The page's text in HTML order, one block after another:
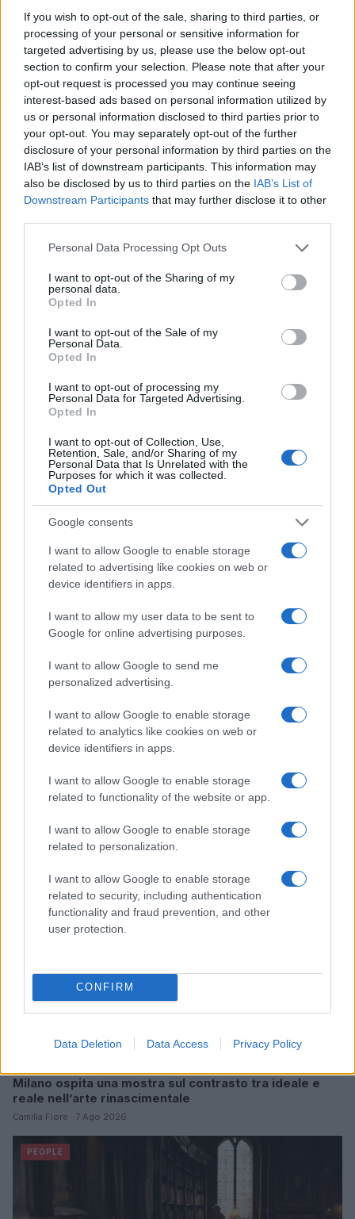
If you wish to opt-out of the sale, sharing to third parties, or
processing of your personal or sensitive information for
targeted advertising by us, please use the below opt-out
section to confirm your selection. Please note that after your
opt-out request is processed you may continue seeing
interest-based ads based on personal information utilized by
us or personal information disclosed to third parties prior to
your opt-out. You may separately opt-out of the further
disclosure of your personal information by third parties on the
IAB’s list of downstream participants. This information may
also be disclosed by us to third parties on the IAB’s List of
Downstream Participants that may further disclose it to other
Please note that this website/app uses one or more Google
not limited to your visit or usage behaviour. You may click to
grant or deny consent to Google and its third-party tags to
use your data for below specified purposes in below Google
consent section.
Personal Data Processing Opt Outs
I want to opt-out of the Sharing of my
personal data.
Opted In
I want to opt-out of the Sale of my
Personal Data.
Opted In
I want to opt-out of processing my
Personal Data for Targeted Advertising.
Opted In
I want to opt-out of Collection, Use,
Retention, Sale, and/or Sharing of my
Personal Data that Is Unrelated with the
Purposes for which it was collected.
Opted Out
Google consents
I want to allow Google to enable storage
related to advertising like cookies on web or
device identifiers in apps.
I want to allow my user data to be sent to
Google for online advertising purposes.
I want to allow Google to send me
personalized advertising.
I want to allow Google to enable storage
related to analytics like cookies on web or
device identifiers in apps.
I want to allow Google to enable storage
related to functionality of the website or app.
I want to allow Google to enable storage
related to personalization.
I want to allow Google to enable storage
related to security, including authentication
functionality and fraud prevention, and other
user protection.
CONFIRM
Data Deletion Data Access Privacy Policy
tuo stile unico. Sei pronta a sfoggiare la tua it-bag
con orgoglio?
AUTORE
Staff
Continua a leggere
LIFESTYLE
Le nuove Havaianas Kitten Heel debuttano a
Copenhagen: un mix di comfort e stile
Matteo Pellegrino · 7 Ago 2026
Milano ospita una mostra sul contrasto tra ideale e
reale nell’arte rinascimentale
Camilla Fiore · 7 Ago 2026
PEOPLE